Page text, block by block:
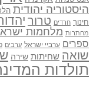
היסטוריה יהודית
חינוך חרדים טרור
מחתרות מלחמות
ספרים ערביי ישראל ערבים
שואה שחיתות שירה
תולדות